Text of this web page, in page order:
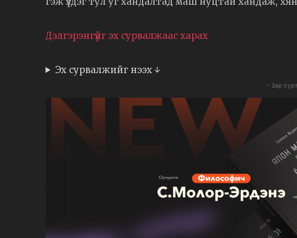
Дэлгэрэнгүйг эх сурвалжаас харах
Эх сурвалжийг нээх ↓
- Зар